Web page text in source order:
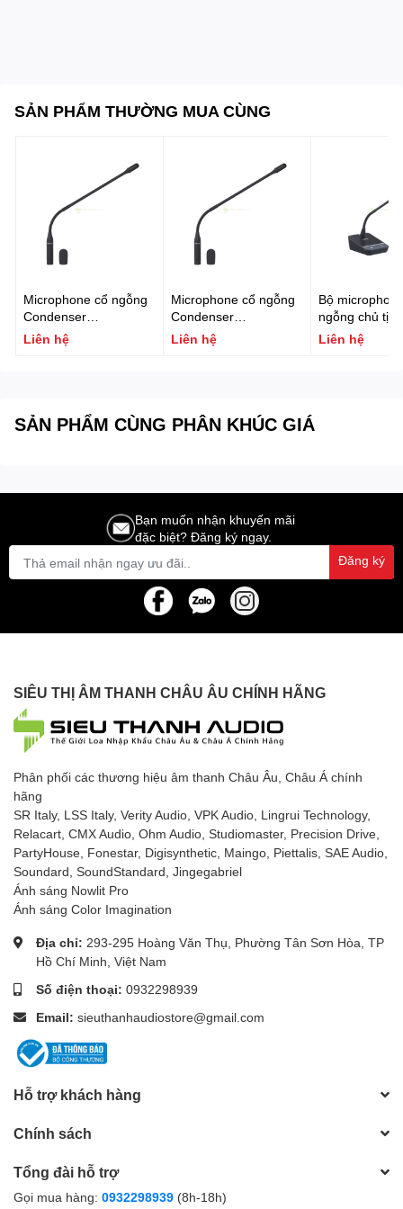
SẢN PHẨM THƯỜNG MUA CÙNG
Microphone cổ ngỗng
Condenser
FONESTAR MICFLEX-
Liên hệ
Microphone cổ ngỗng
Condenser
FONESTAR MICFLEX-
Liên hệ
Bộ
ngỗng chủ
thống hội nghị
FONESTAR
Liên hệ
SẢN PHẨM CÙNG PHÂN KHÚC GIÁ
Bạn muốn nhận khuyến mãi
đặc biệt? Đăng ký ngay.
Đăng ký
SIÊU THỊ ÂM THANH CHÂU ÂU CHÍNH HÃNG
Phân phối các thương hiệu âm thanh Châu Âu, Châu Á chính
hãng
SR Italy, LSS Italy, Verity Audio, VPK Audio, Lingrui Technology,
Relacart, CMX Audio, Ohm Audio, Studiomaster, Precision Drive,
PartyHouse, Fonestar, Digisynthetic, Maingo, Piettalis, SAE Audio,
Soundard, SoundStandard, Jingegabriel
Ánh sáng Nowlit Pro
Ánh sáng Color Imagination
Địa chỉ: 293-295 Hoàng Văn Thụ, Phường Tân Sơn Hòa, TP
Hồ Chí Minh, Việt Nam
Số điện thoại: 0932298939
Email: sieuthanhaudiostore@gmail.com
Hỗ trợ khách hàng
Chính sách
Tổng đài hỗ trợ
Gọi mua hàng: 0932298939 (8h-18h)